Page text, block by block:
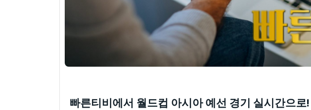
빠른티비에서 월드컵 아시아 예선 경기 실시간으로!